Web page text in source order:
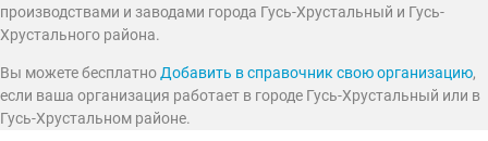
производствами и заводами города Гусь-Хрустальный и Гусь-
Хрустального района.
Вы можете бесплатноДобавить в справочник свою организацию,
если ваша организация работает в городе Гусь-Хрустальный или в
Гусь-Хрустальном районе.